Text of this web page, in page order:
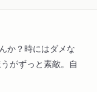
か？時にはダメな
がずっと素敵。自